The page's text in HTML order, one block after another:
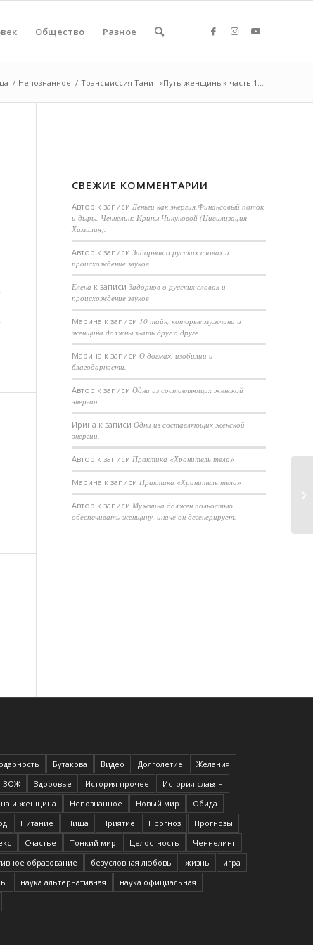
Общество Разное
/ Непознанное / Трансмиссия Танит «Путь женщины» часть 1...
СВЕЖИЕ КОММЕНТАРИИ
Автор к записиДеньги как энергия.Финансовый поток
и дыры. Ченнелинг Ирины Чикуновой (Цивилизация
Хамилия).
Aвтор к записиЗадорнов о русских словах и
происхождение звуков
Елена к записиЗадорнов о русских словах и
происхождение звуков
Марина к записи 10 тайн, которые мужчина и
женщина должны знать друг о друге.
Марина к записиО догмах, изобилии и
благодарности.
Автор к записиОдни из составляющих женской
энергии.
Ирина к записиОдни из составляющих женской
энергии.
Автор к записиПрактика «Хранитель тела»
Марина к записиПрактика «Хранитель тела»
Автор к записиМужчина должен полностью
обеспечивать женщину, иначе он дегенерирует.
Бутакова Видео Долголетие
Желания
ЗОЖ Здоровье История прочее
История славян
и женщина Непознанное Новый мир
Обида
Питание Пища Приятие Прогноз
Прогнозы
Счастье Тонкий мир Целостность
Ченнелинг
образование безусловная любовь жизнь
игра
наука альтернативная
наука официальная